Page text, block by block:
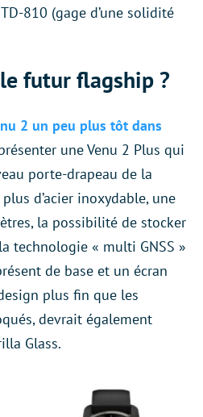
810 (gage d’une solidité
futur flagship ?
2 un peu plus tôt dans
une Venu 2 Plus qui
porte-drapeau de la
d’acier inoxydable, une
la possibilité de stocker
technologie « multi GNSS »
de base et un écran
plus fin que les
devrait également
Glass.